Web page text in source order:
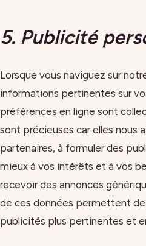
5. Publicité
Lorsque vous naviguez sur
informations pertinentes sur
préférences en ligne sont
sont précieuses car elles nous
partenaires, à formuler des
mieux à vos intérêts et à vos
recevoir des annonces
de ces données permettent
publicités plus pertinentes et